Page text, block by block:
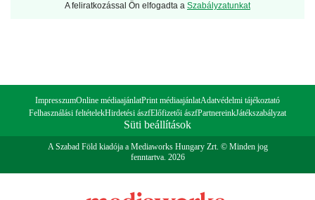
A feliratkozással Ön elfogadta a Szabályzatunkat
ImpresszumOnline médiaajánlatPrint médiaajánlatAdatvédelmi tájékoztató
Felhasználási feltételekHirdetési ászfElőfizetői ászfPartnereinkJátékszabályzat
Süti beállítások
A Szabad Föld kiadója a Mediaworks Hungary Zrt. © Minden jog
fenntartva. 2026